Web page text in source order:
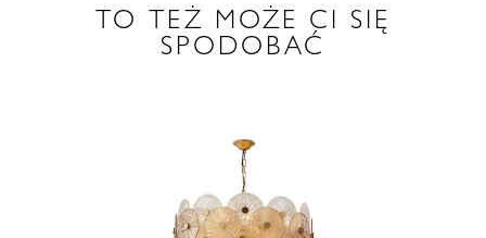
TO TEŻ MOŻE CI SIĘ
SPODOBAĆ